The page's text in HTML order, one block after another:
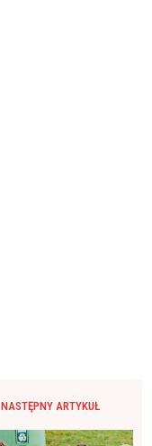
NASTĘPNY ARTYKUŁ